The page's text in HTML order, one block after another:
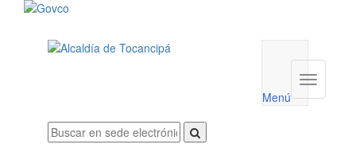
utilidades
Menú
Menú